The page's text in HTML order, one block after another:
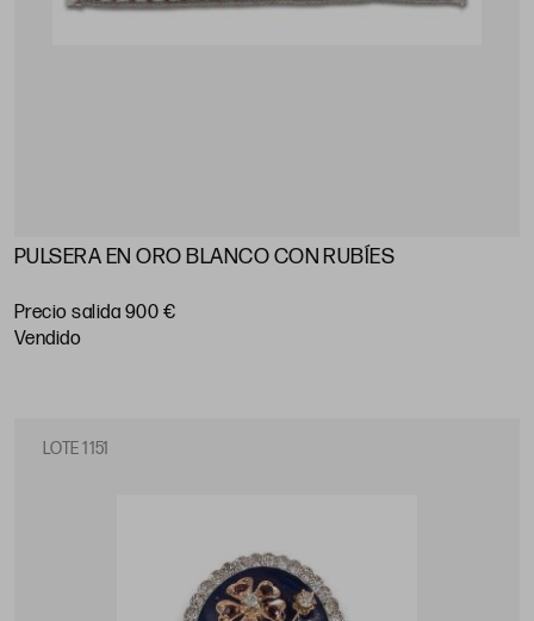
PULSERA EN ORO BLANCO CON RUBÍES
Precio salida 900 €
vendido
LOTE 1151